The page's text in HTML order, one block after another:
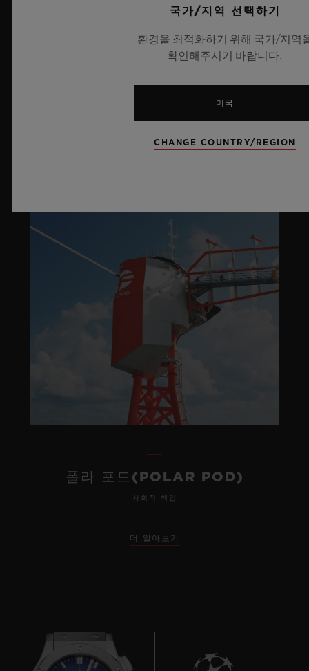
라이프스타일
더 알아보기
폴라 포드(POLAR POD)
사회적 책임
더 알아보기
국가/지역 선택하기
환경을 최적화하기 위해 국가/지역
확인해주시기 바랍니다.
미국
CHANGE COUNTRY/REGION